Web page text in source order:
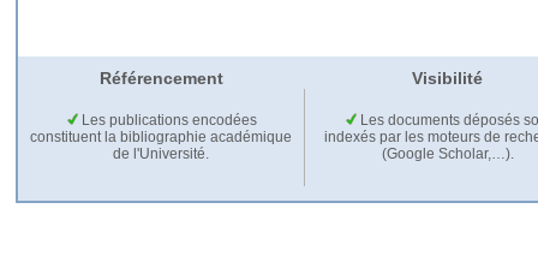
Référencement Visibilité
Les publications encodées
constituent la bibliographie académique
de l'Université.
Les documents déposés
indexés par les moteurs de
(Google Scholar,…).